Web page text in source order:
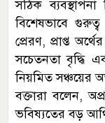
সঠিক
বিশেষভাবে গুরুত্ব
প্রেরণ, প্রাপ্ত
সচেতনতা বৃদ্ধি
নিয়মিত সঞ্চয়ের
বক্তারা বলেন,
ভবিষ্যতের বড়